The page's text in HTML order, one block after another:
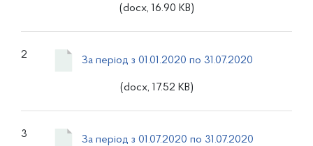
(docx, 16.90 KB)
2 За період з 01.01.2020 по 31.07.2020
(docx, 17.52 KB)
3 За період з 01.07.2020 по 31.07.2020